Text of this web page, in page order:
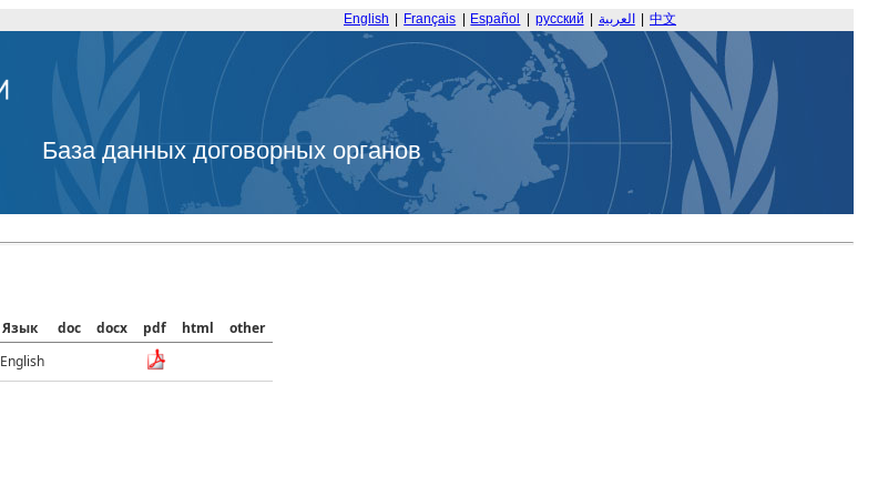
English Français Español русский العربية 中文
База данных договорных органов
Язык doc docx pdf html
other
English